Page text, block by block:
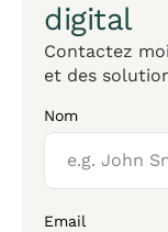
digital
Contactez
et des
Nom
Email